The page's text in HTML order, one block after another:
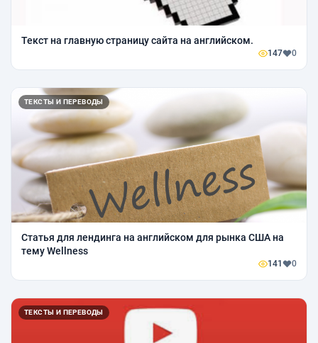
Текст на главную страницу сайта на английском.
147 0
ТЕКСТЫ И ПЕРЕВОДЫ
Статья для лендинга на английском для рынка США на
тему Wellness
141 0
ТЕКСТЫ И ПЕРЕВОДЫ